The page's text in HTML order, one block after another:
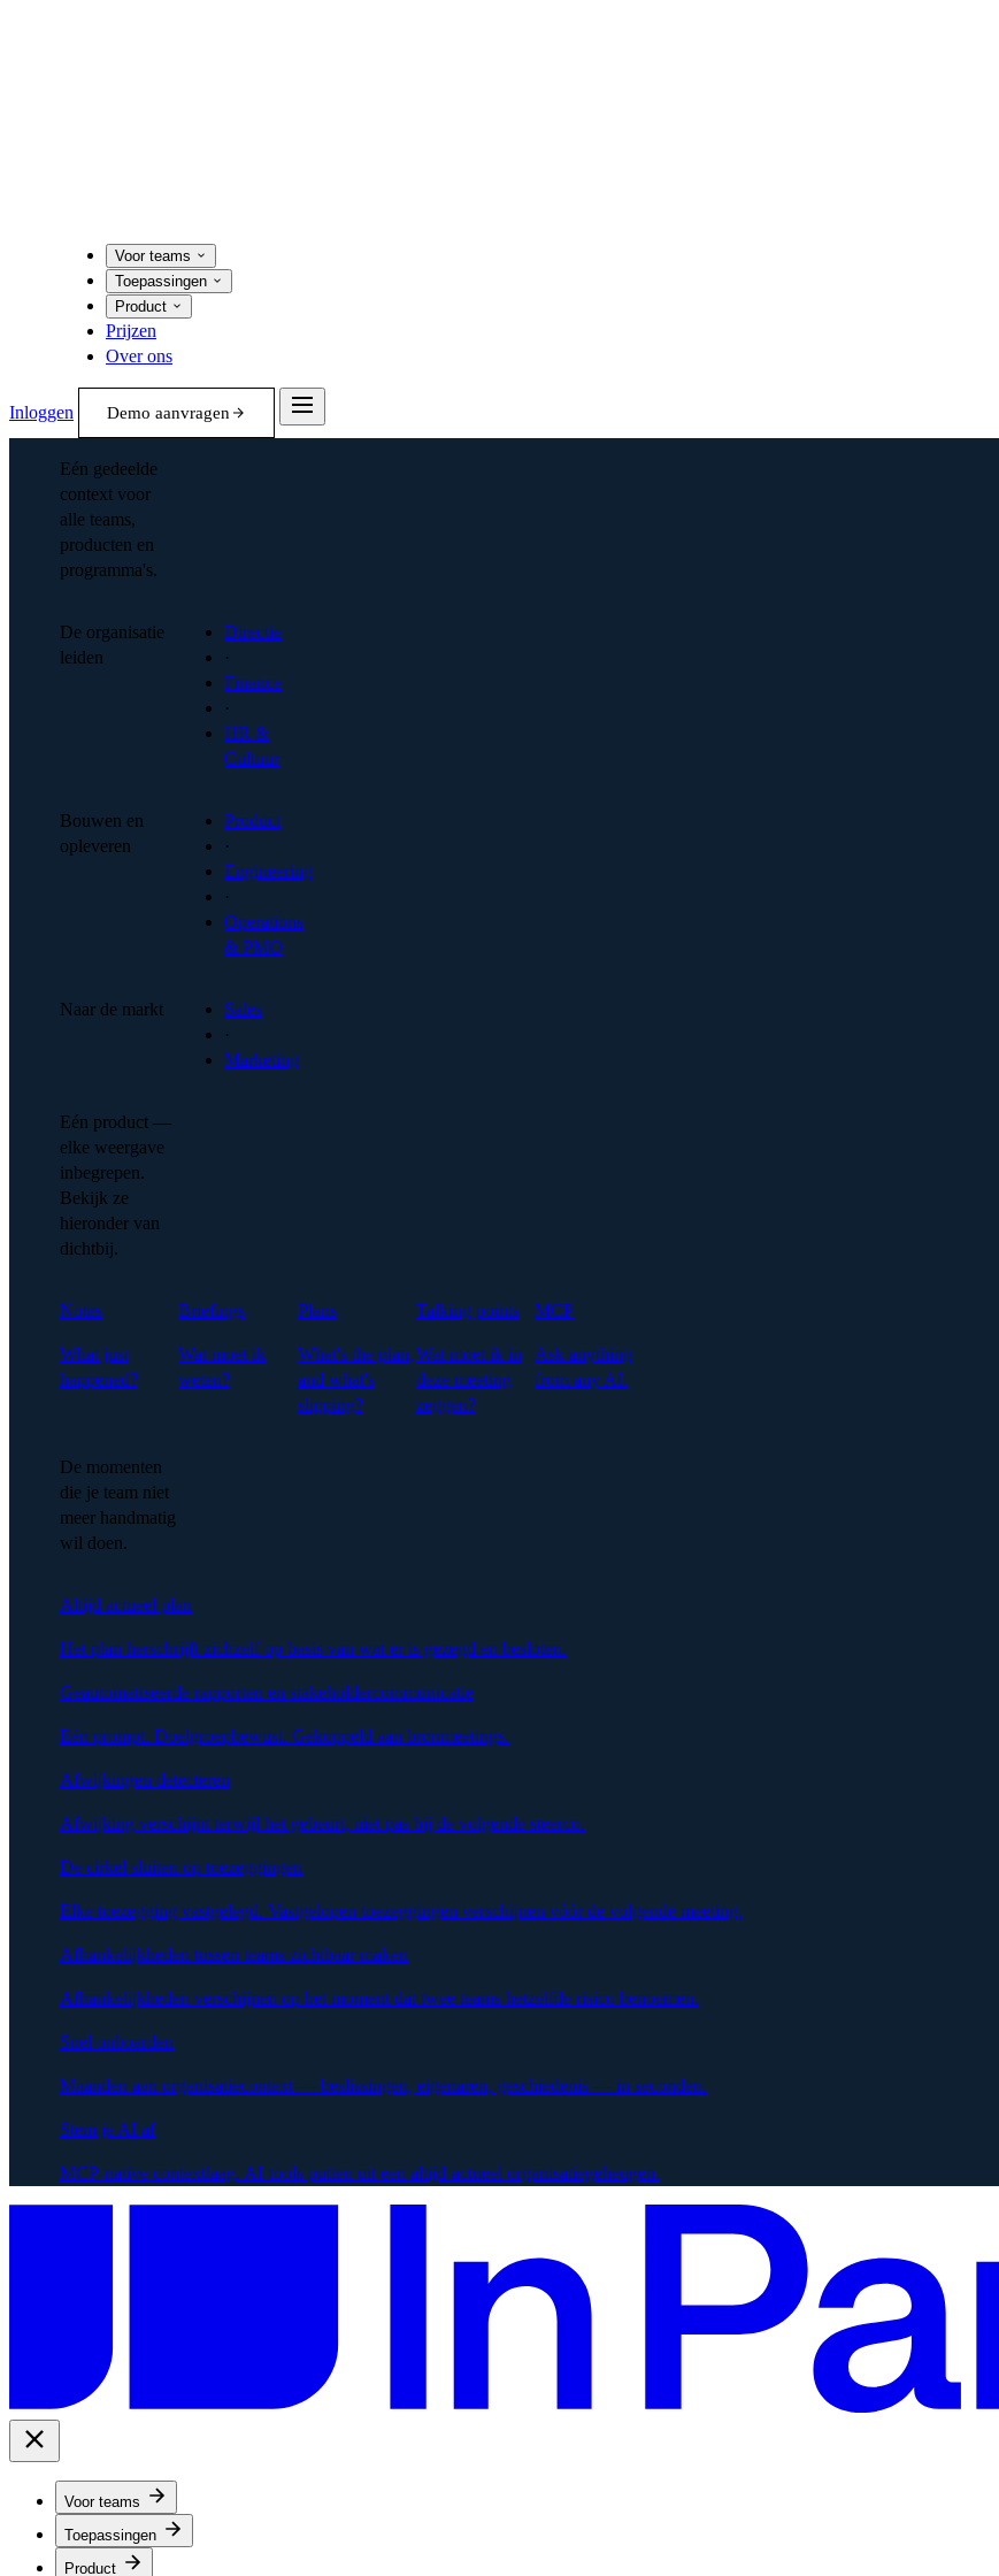
Voor teams
Toepassingen
Product
Prijzen
Over ons
Inloggen Demo aanvragen
Eén gedeelde
context voor
alle teams,
producten en
programma's.
De organisatie
leiden
Directie
·
Finance
·
HR &
Cultuur
Bouwen en
opleveren
Product
·
Engineering
·
Operations
& PMO
Naar de markt
Sales
·
Marketing
Eén product —
elke weergave
inbegrepen.
Bekijk ze
hieronder van
dichtbij.
Notes
What just
happened?
Briefings
Wat moet ik
weten?
Plans
What's the plan,
and what's
slipping?
Talking points
Wat moet ik in
deze meeting
zeggen?
MCP
Ask anything
from any AI.
De momenten
die je team niet
meer handmatig
wil doen.
Altijd actueel plan
Het plan herschrijft zichzelf op basis van wat er is gezegd en besloten.
Geautomatiseerde rapporten en stakeholdercommunicatie
Eén prompt. Doelgroepbewust. Gekoppeld aan bronmeetings.
Afwijkingen detecteren
Afwijking verschijnt terwijl het gebeurt, niet pas bij de volgende steerco.
De cirkel sluiten op toezeggingen
Elke toezegging vastgelegd. Vastgelopen toezeggingen verschijnen vóór de volgende meeting.
Afhankelijkheden tussen teams zichtbaar maken
Afhankelijkheden verschijnen op het moment dat twee teams hetzelfde risico benoemen.
Snel onboarden
Maanden aan organisatiecontext — beslissingen, eigenaren, geschiedenis — in seconden.
Stem je AI af
MCP-native contextlaag. AI-tools putten uit een altijd-actueel organisatiegeheugen.
Voor teams
Toepassingen
Product